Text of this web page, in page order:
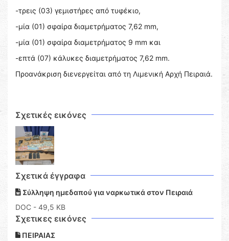
-τρεις (03) γεμιστήρες από τυφέκιο,
-μία (01) σφαίρα διαμετρήματος 7,62 mm,
-μία (01) σφαίρα διαμετρήματος 9 mm και
-επτά (07) κάλυκες διαμετρήματος 7,62 mm.
Προανάκριση διενεργείται από τη Λιμενική Αρχή Πειραιά.
Σχετικές εικόνες
Σχετικά έγγραφα
Σύλληψη ημεδαπού για ναρκωτικά στον Πειραιά
DOC - 49,5 KB
Σχετικες εικόνες
ΠΕΙΡΑΙΑΣ